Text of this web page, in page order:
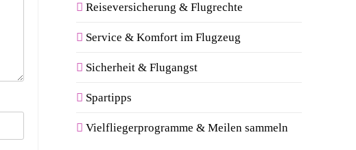
Reiseversicherung & Flugrechte
Service & Komfort im Flugzeug
Sicherheit & Flugangst
Spartipps
Vielfliegerprogramme & Meilen sammeln